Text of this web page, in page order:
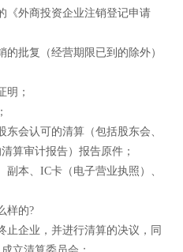
外商投资企业注销登记申请
批复（经营期限已到的除外）
；
会认可的清算（包括股东会、
算审计报告）报告原件；
本、IC卡（电子营业执照）、
样的?
企业，并进行清算的决议，同